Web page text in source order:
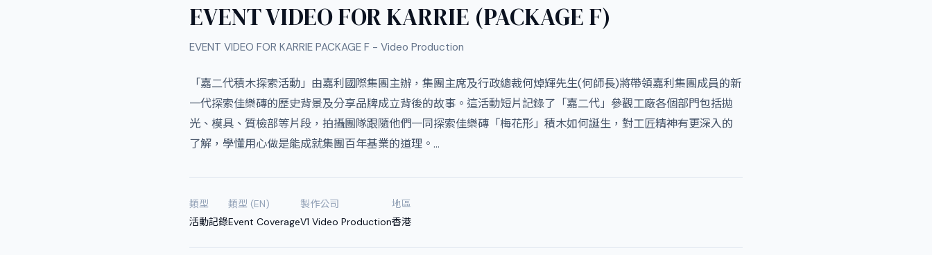
EVENT VIDEO FOR KARRIE (PACKAGE F)
EVENT VIDEO FOR KARRIE PACKAGE F - Video Production
「嘉二代積木探索活動」由嘉利國際集團主辦，集團主席及行政總裁何焯輝先生(何師長)將帶領嘉利集團成員的新
一代探索佳樂磚的歷史背景及分享品牌成立背後的故事。這活動短片記錄了「嘉二代」參觀工廠各個部門包括拋
光、模具、質檢部等片段，拍攝團隊跟隨他們一同探索佳樂磚「梅花形」積木如何誕生，對工匠精神有更深入的
了解，學懂用心做是能成就集團百年基業的道理。…
類型
活動記錄
類型 (EN)
Event Coverage
製作公司
V1 Video Production
地區
香港